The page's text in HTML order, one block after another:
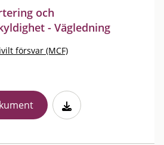
och
- Vägledning
försvar (MCF)